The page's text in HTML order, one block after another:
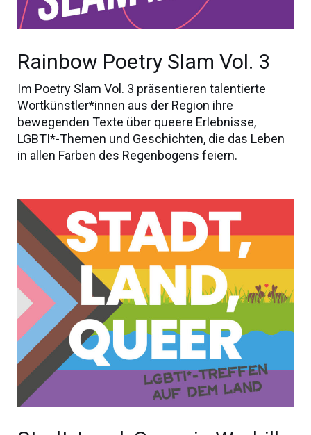
Rainbow Poetry Slam Vol. 3
Im Poetry Slam Vol. 3 präsentieren talentierte
Wortkünstler*innen aus der Region ihre
bewegenden Texte über queere Erlebnisse,
LGBTI*-Themen und Geschichten, die das Leben
in allen Farben des Regenbogens feiern.